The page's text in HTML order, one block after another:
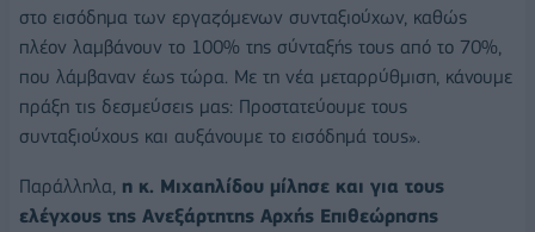
στο εισόδημα των εργαζόμενων συνταξιούχων, καθώς
πλέον λαμβάνουν το 100% της σύνταξής τους από το 70%,
που λάμβαναν έως τώρα. Με τη νέα μεταρρύθμιση, κάνουμε
πράξη τις δεσμεύσεις μας: Προστατεύουμε τους
συνταξιούχους και αυξάνουμε το εισόδημά τους».
Παράλληλα, η κ. Μιχαηλίδου μίλησε και για τους
ελέγχους της Ανεξάρτητης Αρχής Επιθεώρησης